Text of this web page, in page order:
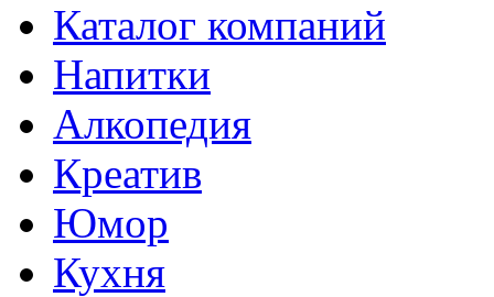
Каталог компаний
Напитки
Алкопедия
Креатив
Юмор
Кухня